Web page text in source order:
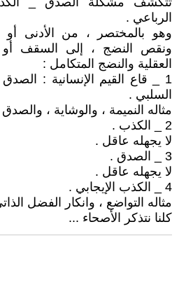
الرباعي .
وهو بالمختصر ، من الأدنى أو
ونقص النضج ، إلى السقف أو
العقلية والنضج المتكامل :
1 _ قاع القيم الإنسانية :
السلبي .
مثاله النميمة ، والوشاية ،
2 _ الكذب .
لا يجهله عاقل .
3 _ الصدق .
لا يجهله عاقل .
4 _ الكذب الإيجابي .
مثاله التواضع ، وانكار الفضل
كلنا نتذكر الأصحاء ...